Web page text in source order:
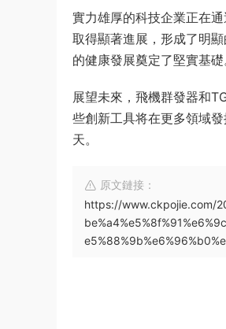
實力雄厚的科技企業正在
取得顯著進展，形成了明
的健康發展奠定了堅實基礎
展望未來，飛機群發器和
些創新工具将在更多領域
天。
原文鏈接：
https://www.ckpojie.com/